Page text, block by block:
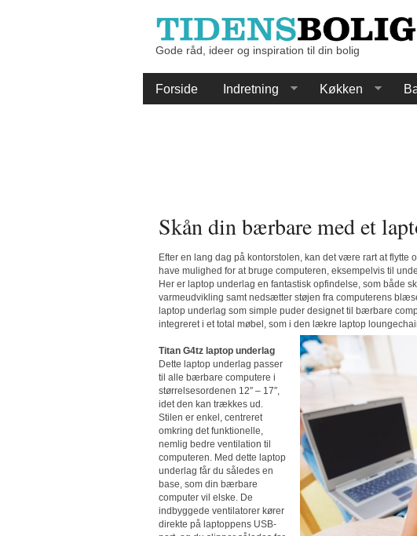
Gode råd, ideer og inspiration til din bolig
Forside Indretning Køkken
Skån din bærbare med et
Efter en lang dag på kontorstolen, kan det være rart at flytte
have mulighed for at bruge computeren, eksempelvis til
Her er laptop underlag en fantastisk opfindelse, som både
varmeudvikling samt nedsætter støjen fra computerens
laptop underlag som simple puder designet til bærbare
integreret i et total møbel, som i den lækre laptop
Titan G4tz laptop underlag
Dette laptop underlag passer
til alle bærbare computere i
størrelsesordenen 12″ – 17″,
idet den kan trækkes ud.
Stilen er enkel, centreret
omkring det funktionelle,
nemlig bedre ventilation til
computeren. Med dette laptop
underlag får du således en
base, som din bærbare
computer vil elske. De
indbyggede ventilatorer kører
direkte på laptoppens USB-